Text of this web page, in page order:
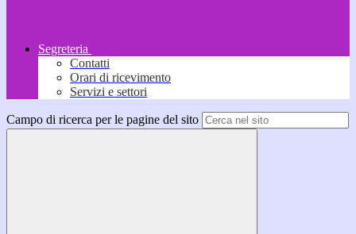
Segreteria
Contatti
Orari di ricevimento
Servizi e settori
Campo di ricerca per le pagine del sito